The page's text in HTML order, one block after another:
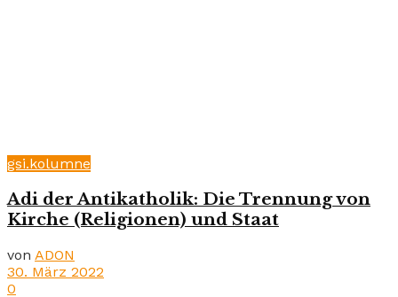
gsi.kolumne
Adi der Antikatholik: Die Trennung von
Kirche (Religionen) und Staat
von ADON
30. März 2022
0